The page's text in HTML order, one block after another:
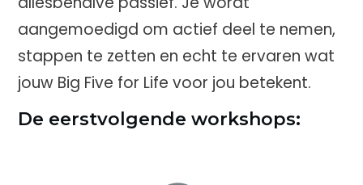
aangemoedigd om actief deel te nemen,
stappen te zetten en echt te ervaren wat
jouw Big Five for Life voor jou betekent.
De eerstvolgende workshops: